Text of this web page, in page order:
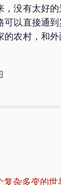
没有太好
以直接通
农村，和
杂多变的世